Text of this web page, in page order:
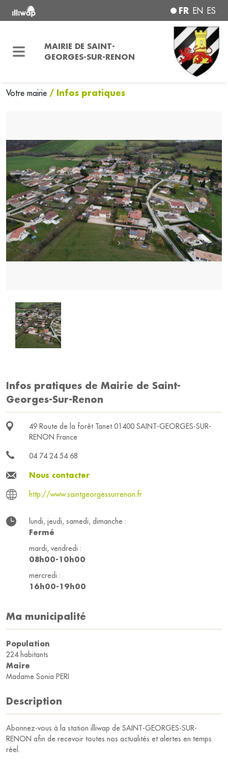
FR EN ES
MAIRIE DE SAINT-
GEORGES-SUR-RENON
Votre mairie / Infos pratiques
Infos pratiques de Mairie de Saint-
Georges-Sur-Renon
49 Route de la forêt Tanet 01400 SAINT-GEORGES-SUR-
RENON France
04 74 24 54 68
Nous contacter
http://www.saintgeorgessurrenon.fr
lundi, jeudi, samedi, dimanche :
Fermé
mardi, vendredi :
08h00-10h00
mercredi :
16h00-19h00
Ma municipalité
Population
224 habitants
Maire
Madame Sonia PERI
Description
Abonnez-vous à la station illiwap de SAINT-GEORGES-SUR-
RENON afin de recevoir toutes nos actualités et alertes en temps
réel.